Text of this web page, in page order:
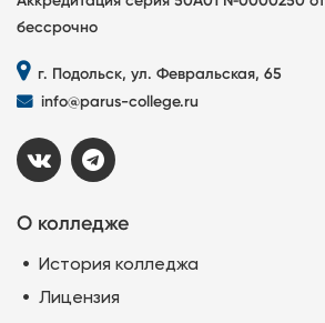
бессрочно
г. Подольск, ул. Февральская, 65
info@parus-college.ru
О колледже
История колледжа
Лицензия